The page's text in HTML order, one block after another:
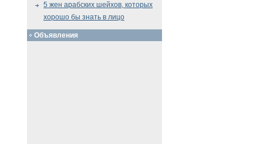
5 жен арабских шейхов, которых
хорошо бы знать в лицо
Объявления